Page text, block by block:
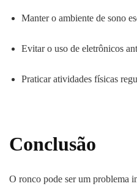
Manter o ambiente de sono
Evitar o uso de eletrônicos
Praticar atividades físicas
Conclusão
O ronco pode ser um problema